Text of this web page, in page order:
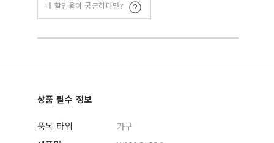
내 할인율이 궁금하다면?
상품 필수 정보
품목 타입
가구